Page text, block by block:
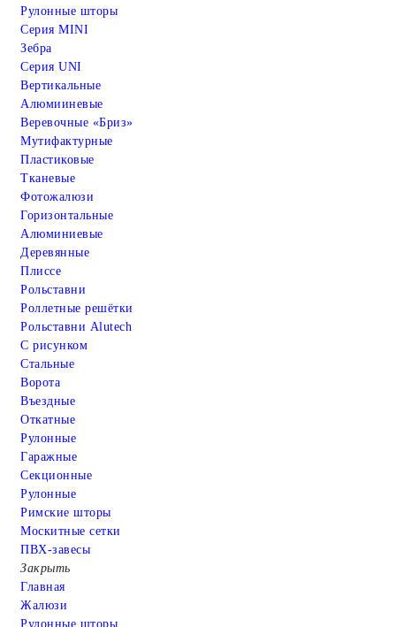
Рулонные шторы
Серия MINI
Зебра
Серия UNI
Вертикальные
Алюмииневые
Веревочные «Бриз»
Мутифактурные
Пластиковые
Тканевые
Фотожалюзи
Горизонтальные
Алюминиевые
Деревянные
Плиссе
Рольставни
Роллетные решётки
Рольставни Alutech
С рисунком
Стальные
Ворота
Въездные
Откатные
Рулонные
Гаражные
Cекционные
Рулонные
Римские шторы
Москитные сетки
ПВХ-завесы
Закрыть
Главная
Жалюзи
Рулонные шторы